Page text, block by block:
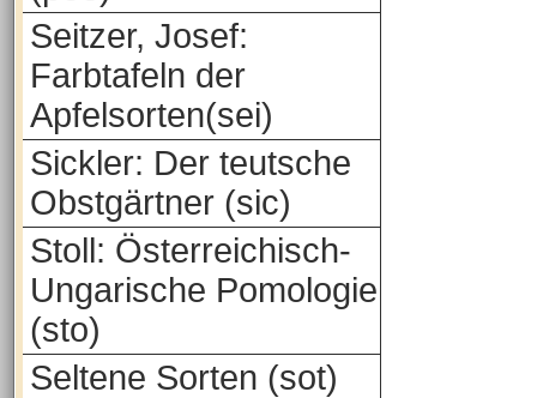
Seitzer, Josef:
Farbtafeln der
Apfelsorten(sei)
Sickler: Der teutsche
Obstgärtner (sic)
Stoll: Österreichisch-
Ungarische Pomologie
(sto)
Seltene Sorten (sot)